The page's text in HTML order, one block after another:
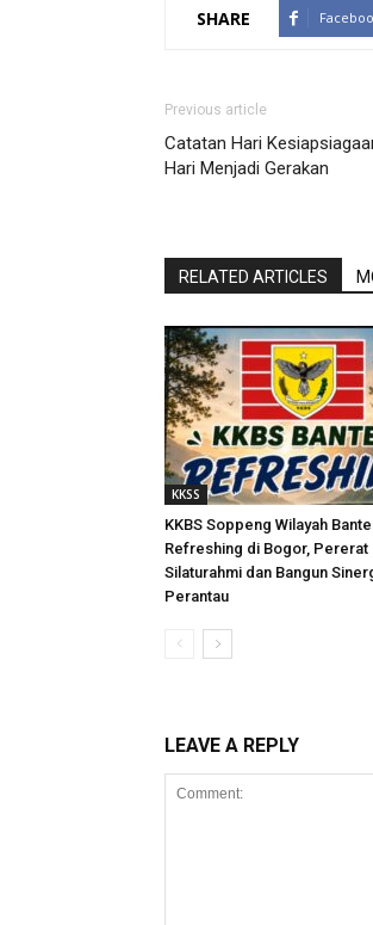
SHARE
Previous article
Catatan Hari
Hari Menjadi Gerakan
RELATED ARTICLES
KKSS
KKBS Soppeng Wilayah
Refreshing di Bogor, Pererat
Silaturahmi dan Bangun
Perantau
LEAVE A REPLY